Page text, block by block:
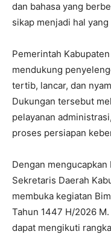
dan bahasa yang
sikap menjadi hal
Pemerintah
mendukung
tertib, lancar, dan
Dukungan tersebut
pelayanan
proses persiapan
Dengan
Sekretaris Daerah
membuka kegiatan
Tahun 1447 H/2026
dapat mengikuti